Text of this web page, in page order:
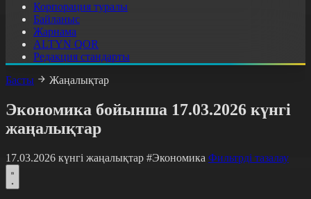
Корпорация туралы
Байланыс
Жарнама
ALTYN QOR
Редакция стандарты
Басты
Жаңалықтар
Экономика бойынша 17.03.2026 күнгі
жаңалықтар
17.03.2026 күнгі жаңалықтар #Экономика Фильтрді тазалау